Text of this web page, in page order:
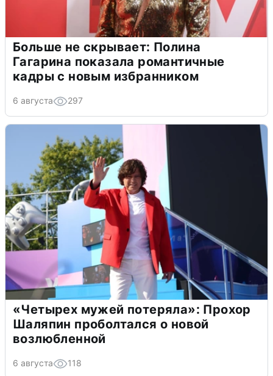
Больше не скрывает: Полина
Гагарина показала романтичные
кадры с новым избранником
6 августа 297
«Четырех мужей потеряла»: Прохор
Шаляпин проболтался о новой
возлюбленной
6 августа 118